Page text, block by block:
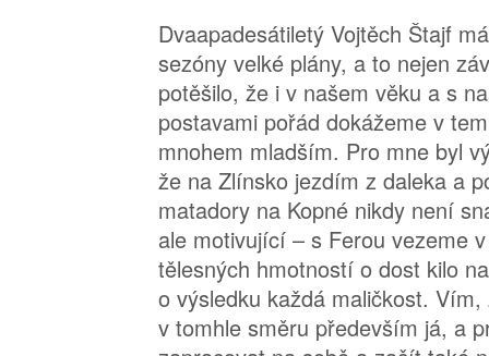
Dvaapadesátiletý Vojtěch Štajf
sezóny velké plány, a to nejen
potěšilo, že i v našem věku a s
postavami pořád dokážeme v
mnohem mladším. Pro mne byl
že na Zlínsko jezdím z daleka a
matadory na Kopné nikdy není
ale motivující – s Ferou vezeme
tělesných hmotností o dost kilo
o výsledku každá maličkost.
v tomhle směru především já, a